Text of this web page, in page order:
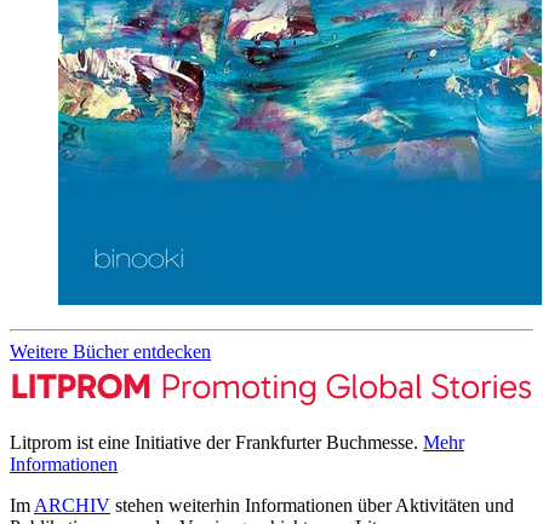
Weitere Bücher entdecken
Litprom ist eine Initiative der Frankfurter Buchmesse. Mehr
Informationen
Im ARCHIV stehen weiterhin Informationen über Aktivitäten und